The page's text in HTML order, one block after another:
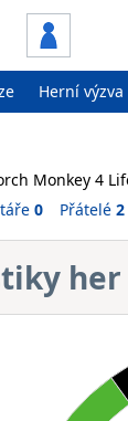
Herní výzva
Monkey 4
0 Přátelé 2
her